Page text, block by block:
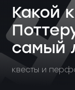
Какой
самый
квесты и